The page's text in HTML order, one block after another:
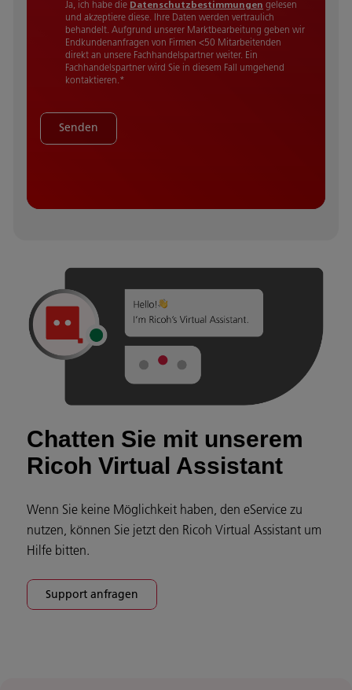
Ja, ich habe die Datenschutzbestimmungen gelesen
und akzeptiere diese.
Ihre Daten werden vertraulich
behandelt. Aufgrund unserer Marktbearbeitung geben wir
Endkundenanfragen von Firmen <50 Mitarbeitenden
direkt an unsere Fachhandelspartner weiter. Ein
Fachhandelspartner wird Sie in diesem Fall umgehend
kontaktieren. *
Senden
Chatten Sie mit unserem
Ricoh Virtual Assistant
Wenn Sie keine Möglichkeit haben, den eService zu
nutzen, können Sie jetzt den Ricoh Virtual Assistant um
Hilfe bitten.
Support anfragen